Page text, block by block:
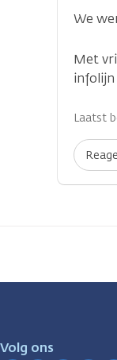
We
Met
infolijn
Laatst
Volg ons